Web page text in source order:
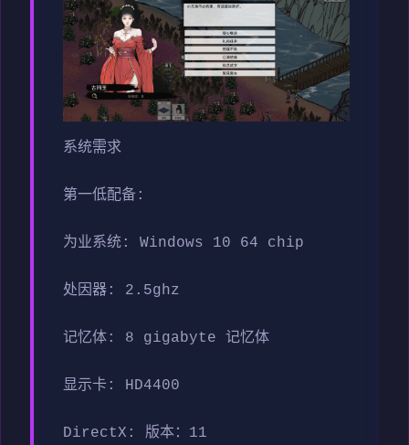
系统需求
第一低配备:
为业系统: Windows 10 64 chip
处因器: 2.5ghz
记忆体: 8 gigabyte 记忆体
显示卡: HD4400
DirectX: 版本：11